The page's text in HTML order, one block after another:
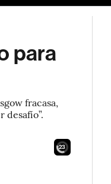
para
fracasa,
desafío”.
21